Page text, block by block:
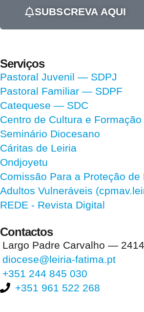
SUBSCREVA AQUI
Serviços
Pastoral Juvenil — SDPJ
Pastoral Familiar — SDPF
Catequese — SDC
Centro de Cultura e
Seminário Diocesano
Cáritas de Leiria
Ondjoyetu
Comissão Para a Proteção de
Adultos Vulneráveis
REDE - Revista Digital
Contactos
Largo Padre Carvalho —
diocese@leiria-fatima.pt
+351 244 845 030
+351 961 522 268